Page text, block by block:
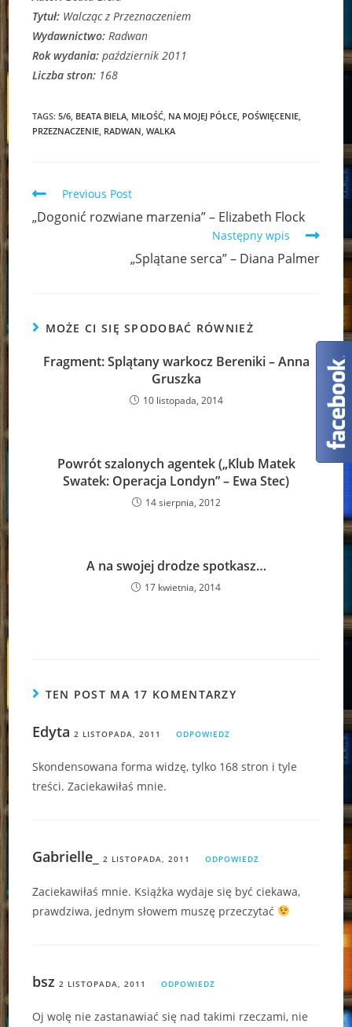
Tytuł: Walcząc z Przeznaczeniem
Wydawnictwo: Radwan
Rok wydania:październik 2011
Liczba stron: 168
TAGS:5/6 BEATA BIELA MIŁOŚĆ NA MOJEJ PÓŁCE POŚWIĘCENIE
PRZEZNACZENIE RADWAN WALKA
Read
articles
Previous Post
„Dogonić rozwiane marzenia” – Elizabeth Flock
Następny wpis
„Splątane serca” – Diana Palmer
MOŻE CI SIĘ SPODOBAĆ RÓWNIEŻ
Fragment: Splątany warkocz Bereniki – Anna
Gruszka
10 listopada, 2014
Powrót szalonych agentek („Klub Matek
Swatek: Operacja Londyn” – Ewa Stec)
14 sierpnia, 2012
A na swojej drodze spotkasz…
17 kwietnia, 2014
TEN POST MA 17 KOMENTARZY
Edyta 2 LISTOPADA, 2011 ODPOWIEDZ
Skondensowana forma widzę, tylko 168 stron i tyle
treści. Zaciekawiłaś mnie.
Gabrielle_ 2 LISTOPADA, 2011 ODPOWIEDZ
Zaciekawiłaś mnie. Książka wydaje się być ciekawa,
prawdziwa, jednym słowem muszę przeczytać
bsz 2 LISTOPADA, 2011 ODPOWIEDZ
Oj wolę nie zastanawiać się nad takimi rzeczami, nie